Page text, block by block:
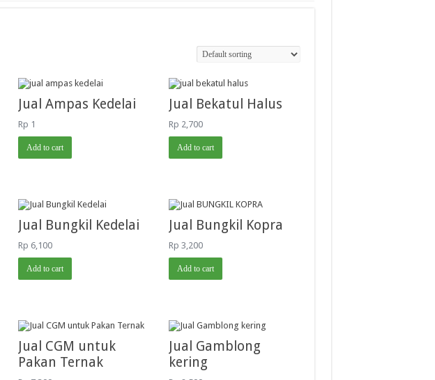
Jual Ampas Kedelai
Rp 1
Add to cart
Jual Bekatul Halus
Rp 2,700
Add to cart
Jual Bungkil Kedelai
Rp 6,100
Add to cart
Jual Bungkil Kopra
Rp 3,200
Add to cart
Jual CGM untuk
Pakan Ternak
Jual Gamblong
kering